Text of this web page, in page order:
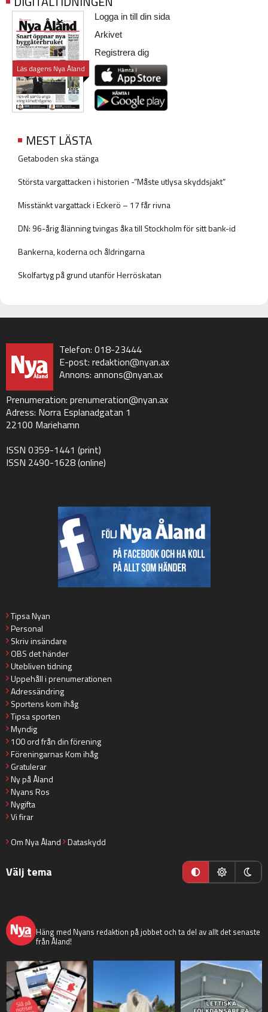
Läs dagens Nya Åland
Logga in till din sida
Arkivet
Registrera dig
MEST LÄSTA
Getaboden ska stänga
Största vargattacken i historien -”Måste utlysa skyddsjakt”
Misstänkt vargattack i Eckerö – 17 får rivna
DN: 96-årig ålänning tvingas åka till Stockholm för sitt bank-id
Bankerna, koderna och åldringarna
Skolfartyg på grund utanför Herröskatan
Telefon: 018-23444
E-post: redaktion@nyan.ax
Annons: annons@nyan.ax
Prenumeration: prenumeration@nyan.ax
Adress: Norra Esplanadgatan 1
22100 Mariehamn
ISSN 0359-1441 (print)
ISSN 2490-1628 (online)
Tipsa Nyan
Personal
Skriv insändare
OBS det händer
Utebliven tidning
Uppehåll i prenumerationen
Adressändring
Sportens kom ihåg
Tipsa sporten
Myndig
100 ord från din förening
Föreningarnas Kom ihåg
Gratulerar
Ny på Åland
Nyans Ros
Nygifta
Vi firar
Om Nya Åland Dataskydd
Välj tema
Häng med Nyans redaktion på jobbet och ta del av allt det senaste
från Åland!